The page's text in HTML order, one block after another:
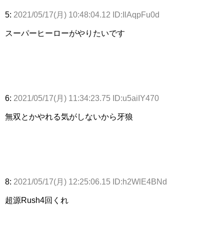
5: 2021/05/17(月) 10:48:04.12 ID:IlAqpFu0d
スーパーヒーローがやりたいです
6: 2021/05/17(月) 11:34:23.75 ID:u5aiIY470
無双とかやれる気がしないから牙狼
8: 2021/05/17(月) 12:25:06.15 ID:h2WlE4BNd
超源Rush4回くれ